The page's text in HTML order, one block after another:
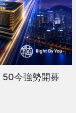
今強勢開募